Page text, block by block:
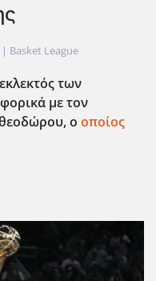
| Basket League
των
με τον
ο οποίος